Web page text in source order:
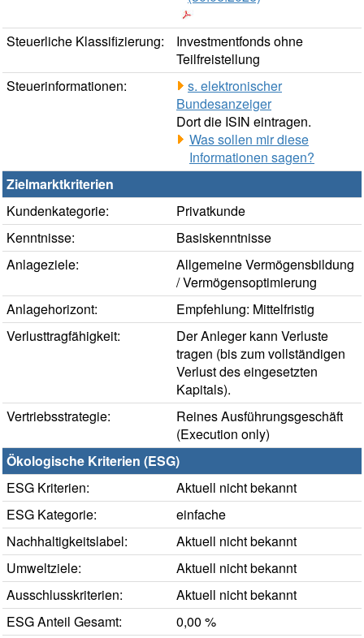
Steuerliche Klassifizierung:
Investmentfonds ohne
Teilfreistellung
Steuerinformationen:
s. elektronischer
Bundesanzeiger
Dort die ISIN eintragen.
Was sollen mir diese
Informationen sagen?
Zielmarktkriterien
Kundenkategorie:
Privatkunde
Kenntnisse:
Basiskenntnisse
Anlageziele:
Allgemeine Vermögensbildung
/ Vermögensoptimierung
Anlagehorizont:
Empfehlung: Mittelfristig
Verlusttragfähigkeit:
Der Anleger kann Verluste
tragen (bis zum vollständigen
Verlust des eingesetzten
Kapitals).
Vertriebsstrategie:
Reines Ausführungsgeschäft
(Execution only)
Ökologische Kriterien (ESG)
ESG Kriterien:
Aktuell nicht bekannt
ESG Kategorie:
einfache
Nachhaltigkeitslabel:
Aktuell nicht bekannt
Umweltziele:
Aktuell nicht bekannt
Ausschlusskriterien:
Aktuell nicht bekannt
ESG Anteil Gesamt:
0,00 %